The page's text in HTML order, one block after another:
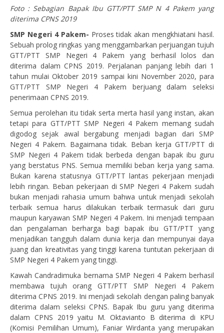
Foto : Sebagian Bapak Ibu GTT/PTT SMP N 4 Pakem yang
diterima CPNS 2019
SMP Negeri 4 Pakem- Proses tidak akan mengkhiatani hasil.
Sebuah prolog ringkas yang menggambarkan perjuangan tujuh
GTT/PTT SMP Negeri 4 Pakem yang berhasil lolos dan
diterima dalam CPNS 2019. Perjalanan panjang lebih dari 1
tahun mulai Oktober 2019 sampai kini November 2020, para
GTT/PTT SMP Negeri 4 Pakem berjuang dalam seleksi
penerimaan CPNS 2019.
Semua perolehan itu tidak serta merta hasil yang instan, akan
tetapi para GTT/PTT SMP Negeri 4 Pakem memang sudah
digodog sejak awal bergabung menjadi bagian dari SMP
Negeri 4 Pakem. Bagaimana tidak. Beban kerja GTT/PTT di
SMP Negeri 4 Pakem tidak berbeda dengan bapak ibu guru
yang berstatus PNS. Semua memiliki beban kerja yang sama.
Bukan karena statusnya GTT/PTT lantas pekerjaan menjadi
lebih ringan. Beban pekerjaan di SMP Negeri 4 Pakem sudah
bukan menjadi rahasia umum bahwa untuk menjadi sekolah
terbaik semua harus dilakukan terbaik termasuk dari guru
maupun karyawan SMP Negeri 4 Pakem. Ini menjadi tempaan
dan pengalaman berharga bagi bapak ibu GTT/PTT yang
menjadikan tangguh dalam dunia kerja dan mempunyai daya
juang dan kreativitas yang tinggi karena tuntutan pekerjaan di
SMP Negeri 4 Pakem yang tinggi.
Kawah Candradimuka bernama SMP Negeri 4 Pakem berhasil
membawa tujuh orang GTT/PTT SMP Negeri 4 Pakem
diterima CPNS 2019. Ini menjadi sekolah dengan paling banyak
diterima dalam seleksi CPNS. Bapak Ibu guru yang diterima
dalam CPNS 2019 yaitu M. Oktavianto B diterima di KPU
(Komisi Pemilihan Umum), Faniar Wirdanta yang merupakan